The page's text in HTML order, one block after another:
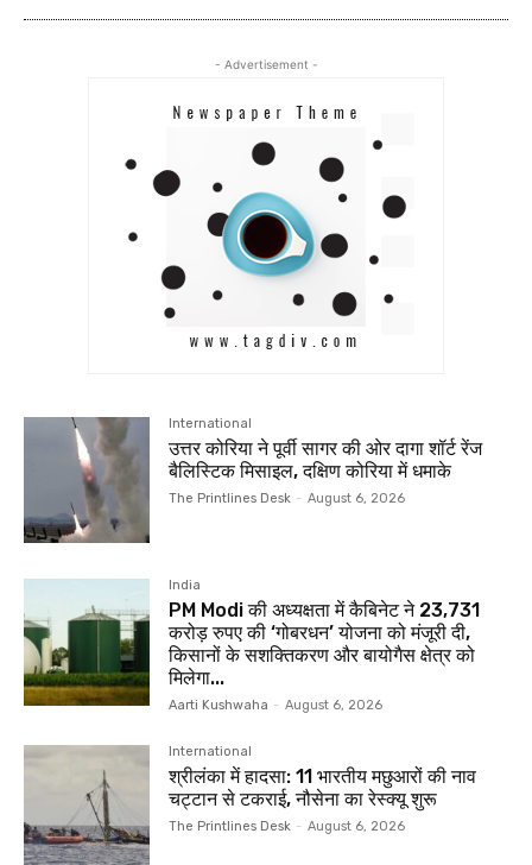
- Advertisement -
International
उत्तर कोरिया ने पूर्वी सागर की ओर दागा शॉर्ट रेंज
बैलिस्टिक मिसाइल, दक्षिण कोरिया में धमाके
The Printlines Desk - August 6, 2026
India
PM Modi की अध्यक्षता में कैबिनेट ने 23,731
करोड़ रुपए की ‘गोबरधन’ योजना को मंजूरी दी,
किसानों के सशक्तिकरण और बायोगैस क्षेत्र को
मिलेगा...
Aarti Kushwaha - August 6, 2026
International
श्रीलंका में हादसा: 11 भारतीय मछुआरों की नाव
चट्टान से टकराई, नौसेना का रेस्क्यू शुरू
The Printlines Desk - August 6, 2026